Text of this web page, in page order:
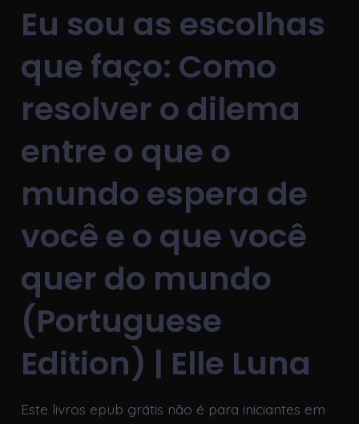
Eu sou as escolhas
que faço: Como
resolver o dilema
entre o que o
mundo espera de
você e o que você
quer do mundo
(Portuguese
Edition) | Elle Luna
Este livros epub grátis não é para iniciantes em